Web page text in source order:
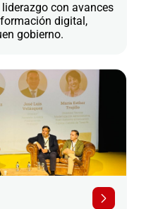
con avances
digital,
gobierno.